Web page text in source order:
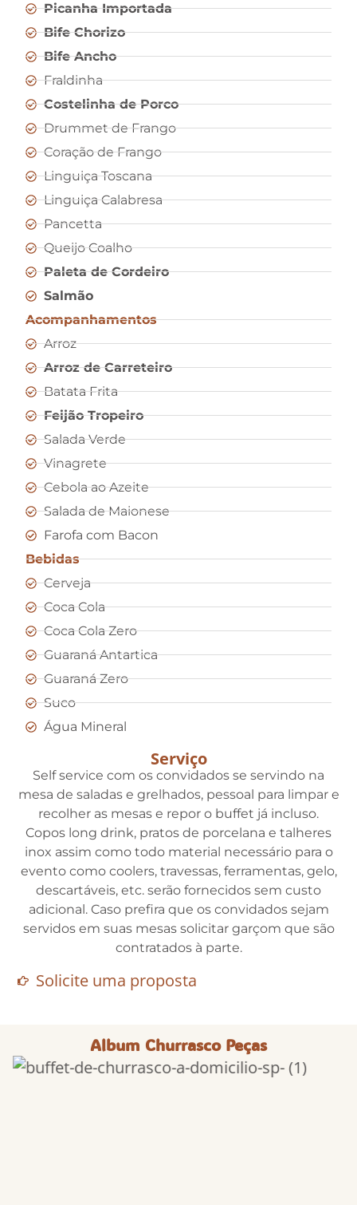
Picanha Importada
Bife Chorizo
Bife Ancho
Fraldinha
Costelinha de Porco
Drummet de Frango
Coração de Frango
Linguiça Toscana
Linguiça Calabresa
Pancetta
Queijo Coalho
Paleta de Cordeiro
Salmão
Acompanhamentos
Arroz
Arroz de Carreteiro
Batata Frita
Feijão Tropeiro
Salada Verde
Vinagrete
Cebola ao Azeite
Salada de Maionese
Farofa com Bacon
Bebidas
Cerveja
Coca Cola
Coca Cola Zero
Guaraná Antartica
Guaraná Zero
Suco
Água Mineral
Serviço
Self service com os convidados se servindo na
mesa de saladas e grelhados, pessoal para limpar e
recolher as mesas e repor o buffet já incluso.
Copos long drink, pratos de porcelana e talheres
inox assim como todo material necessário para o
evento como coolers, travessas, ferramentas, gelo,
descartáveis, etc. serão fornecidos sem custo
adicional. Caso prefira que os convidados sejam
servidos em suas mesas solicitar garçom que são
contratados à parte.
Solicite uma proposta
Album Churrasco Peças